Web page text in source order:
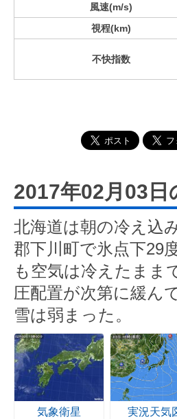
風速(m/s)
視程(km)
不快指数
2017年02月03日
北海道は朝の冷え込
郡下川町で氷点下29
も空気は冷えたまま
圧配置が次第に緩ん
雪は弱まった。
気象衛星 実況天気